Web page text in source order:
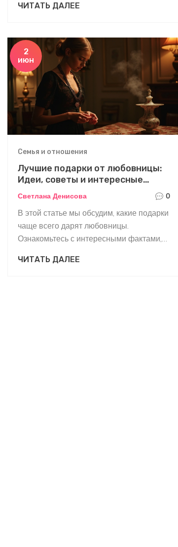
понравятся вашему ребёнку. От
гаджетов — здесь вы найдете множество
идей для вдохновения.
ЧИТАТЬ ДАЛЕЕ
2
июн
Семья и отношения
Лучшие подарки от любовницы:
Идеи, советы и интересные
факты
Светлана Денисова 0
В этой статье мы обсудим, какие подарки
чаще всего дарят любовницы.
Ознакомьтесь с интересными фактами,
также предоставим практические
ЧИТАТЬ ДАЛЕЕ